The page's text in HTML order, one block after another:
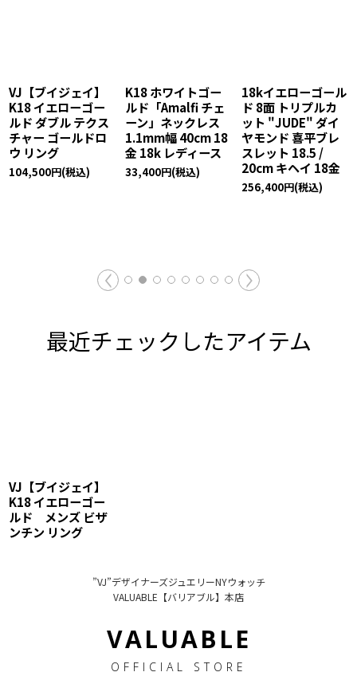
VJ【ブイジェイ】
K18 イエローゴー
ルド ダブル テクス
チャー ゴールドロ
ウ リング
104,500円(税込)
K18 ホワイトゴー
ルド「Amalfi チェ
ーン」ネックレス
1.1mm幅 40cm 18
金 18k レディース
33,400円(税込)
18kイエローゴール
ド 8面 トリプルカ
ット "JUDE" ダイ
ヤモンド 喜平ブレ
スレット 18.5 /
20cm キヘイ 18金
256,400円(税込)
最近チェックしたアイテム
VJ【ブイジェイ】
K18 イエローゴー
ルド メンズ ビザ
ンチン リング
”VJ”デザイナーズジュエリーNYウォッチ
VALUABLE【バリアブル】本店
VALUABLE
OFFICIAL STORE